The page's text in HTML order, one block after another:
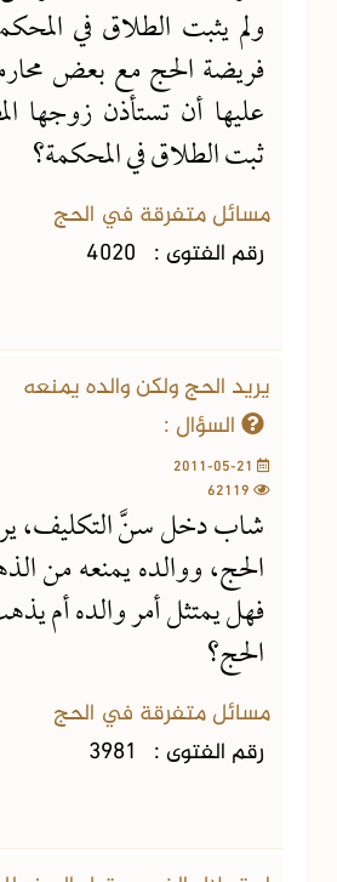
ولم يثبت الطلاق في
فريضة الحج مع بعض
عليها أن تستأذن زوجها
ثبت الطلاق في المحكمة؟
مسائل متفرقة في الحج
رقم الفتوى : 4020
يريد الحج ولكن والده يمنعه
السؤال :
شاب دخل سنَّ التكليف،
الحج، ووالده يمنعه من
فهل يمتثل أمر والده أم
الحج؟
مسائل متفرقة في الحج
رقم الفتوى : 3981